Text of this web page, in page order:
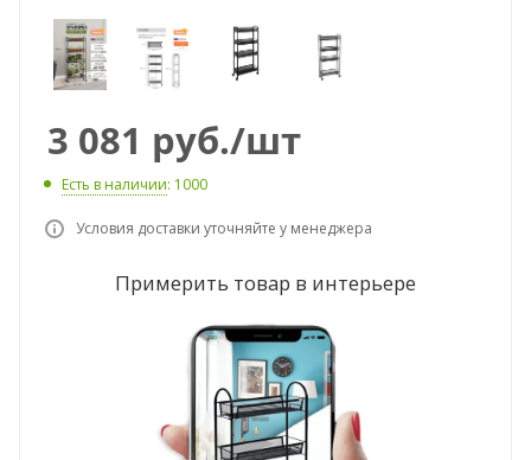
3 081 руб./шт
Есть в наличии: 1000
Условия доставки уточняйте у менеджера
Примерить товар в интерьере